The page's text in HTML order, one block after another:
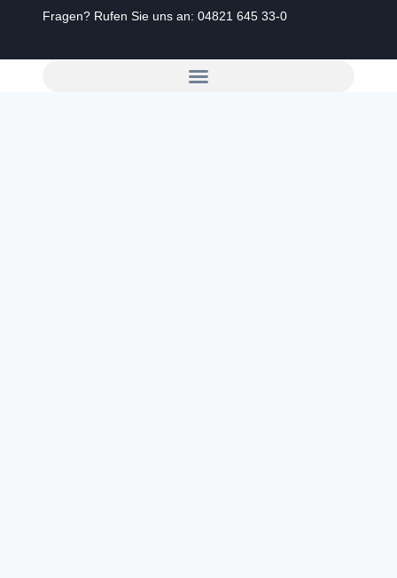
Fragen? Rufen Sie uns an: 04821 645 33-0